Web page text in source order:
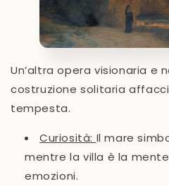
Un’altra opera visionaria e
costruzione solitaria
tempesta.
Curiosità: Il mare
mentre la villa è la
emozioni.